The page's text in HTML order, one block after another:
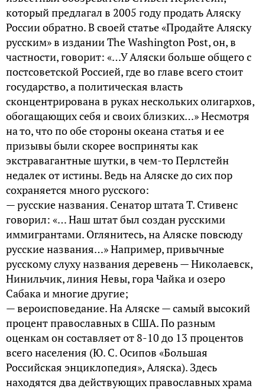
который предлагал в 2005 году продать Аляску
России обратно. В своей статье «Продайте Аляску
русским» в издании The Washington Post, он, в
частности, говорит: «…У Аляски больше общего с
постсоветской Россией, где во главе всего стоит
государство, а политическая власть
сконцентрирована в руках нескольких олигархов,
обогащающих себя и своих близких…» Несмотря
на то, что по обе стороны океана статья и ее
призывы были скорее восприняты как
экстравагантные шутки, в чем-то Перлстейн
недалек от истины. Ведь на Аляске до сих пор
сохраняется много русского:
— русские названия. Сенатор штата Т. Стивенс
говорил: «… Наш штат был создан русскими
иммигрантами. Оглянитесь, на Аляске повсюду
русские названия…» Например, привычные
русскому слуху названия деревень — Николаевск,
Нинильчик, линия Невы, гора Чайка и озеро
Сабака и многие другие;
— вероисповедание. На Аляске — самый высокий
процент православных в США. По разным
оценкам он составляет от 8-10 до 13 процентов
всего населения (Ю. С. Осипов «Большая
Российская энциклопедия», Аляска). Здесь
находятся два действующих православных храма